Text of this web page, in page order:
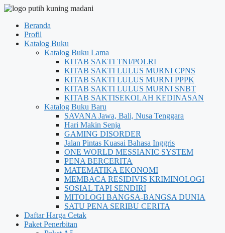
Beranda
Profil
Katalog Buku
Katalog Buku Lama
KITAB SAKTI TNI/POLRI
KITAB SAKTI LULUS MURNI CPNS
KITAB SAKTI LULUS MURNI PPPK
KITAB SAKTI LULUS MURNI SNBT
KITAB SAKTISEKOLAH KEDINASAN
Katalog Buku Baru
SAVANA Jawa, Bali, Nusa Tenggara
Hari Makin Senja
GAMING DISORDER
Jalan Pintas Kuasai Bahasa Inggris
ONE WORLD MESSIANIC SYSTEM
PENA BERCERITA
MATEMATIKA EKONOMI
MEMBACA RESIDIVIS KRIMINOLOGI
SOSIAL TAPI SENDIRI
MITOLOGI BANGSA-BANGSA DUNIA
SATU PENA SERIBU CERITA
Daftar Harga Cetak
Paket Penerbitan